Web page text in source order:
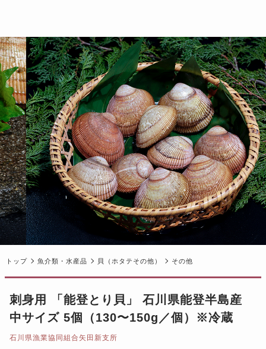
トップ 魚介類・水産品 貝（ホタテその他） その他
刺身用 「能登とり貝」 石川県能登半島産
中サイズ 5個（130〜150g／個）※冷蔵
石川県漁業協同組合矢田新支所